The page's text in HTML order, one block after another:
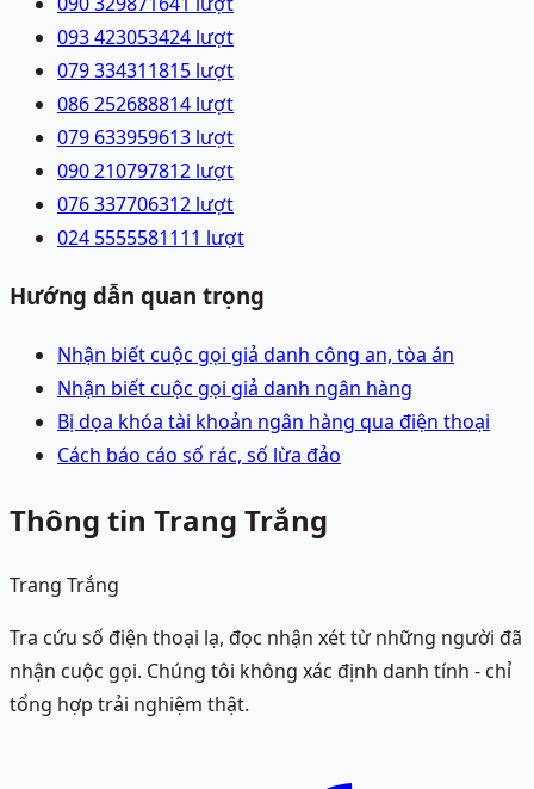
093 423053424 lượt
079 334311815 lượt
086 252688814 lượt
079 633959613 lượt
090 210797812 lượt
076 337706312 lượt
024 5555581111 lượt
Hướng dẫn quan trọng
Nhận biết cuộc gọi giả danh công an, tòa án
Nhận biết cuộc gọi giả danh ngân hàng
Bị dọa khóa tài khoản ngân hàng qua điện thoại
Cách báo cáo số rác, số lừa đảo
Thông tin Trang Trắng
Trang Trắng
Tra cứu số điện thoại lạ, đọc nhận xét từ những người đã
nhận cuộc gọi. Chúng tôi không xác định danh tính - chỉ
tổng hợp trải nghiệm thật.